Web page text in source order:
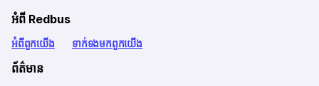
អំពី Redbus
អំពី​ពួក​យើង ទាក់ទង​មក​ពួក​យើង
ព័ត៌មាន